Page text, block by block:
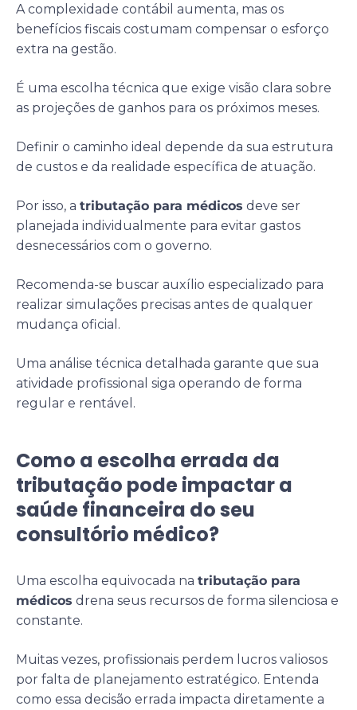
A complexidade contábil aumenta, mas os
benefícios fiscais costumam compensar o esforço
extra na gestão.
É uma escolha técnica que exige visão clara sobre
as projeções de ganhos para os próximos meses.
Definir o caminho ideal depende da sua estrutura
de custos e da realidade específica de atuação.
Por isso, a tributação para médicos deve ser
planejada individualmente para evitar gastos
desnecessários com o governo.
Recomenda-se buscar auxílio especializado para
realizar simulações precisas antes de qualquer
mudança oficial.
Uma análise técnica detalhada garante que sua
atividade profissional siga operando de forma
regular e rentável.
Como a escolha errada da
tributação pode impactar a
saúde financeira do seu
consultório médico?
Uma escolha equivocada na tributação para
médicos drena seus recursos de forma silenciosa e
constante.
Muitas vezes, profissionais perdem lucros valiosos
por falta de planejamento estratégico. Entenda
como essa decisão errada impacta diretamente a